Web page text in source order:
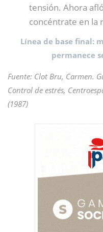
tensión. Ahora
concéntrate en la
Línea de base final:
permanece
Fuente: Clot Bru, Carmen.
Control de estrés,
(1987)